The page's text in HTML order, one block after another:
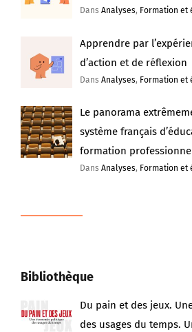
DansAnalyses, Formation et
Apprendre par
d’action et de réflexion
DansAnalyses, Formation et
Le panorama
système français
formation
DansAnalyses, Formation et
Bibliothèque
Du pain et des jeux.
des usages du temps.